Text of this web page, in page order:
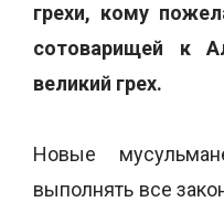
грехи, кому
сотоварищей к
великий грех.
Новые
выполнять все